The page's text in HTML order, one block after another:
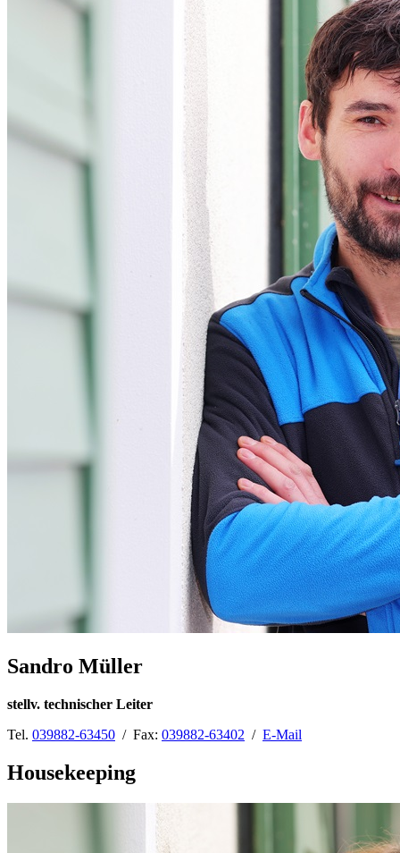
Sandro Müller
stellv. technischer Leiter
Tel. 039882-63450 / Fax: 039882-63402 / E-Mail
Housekeeping